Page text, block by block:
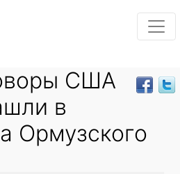
США
в
Ормузского